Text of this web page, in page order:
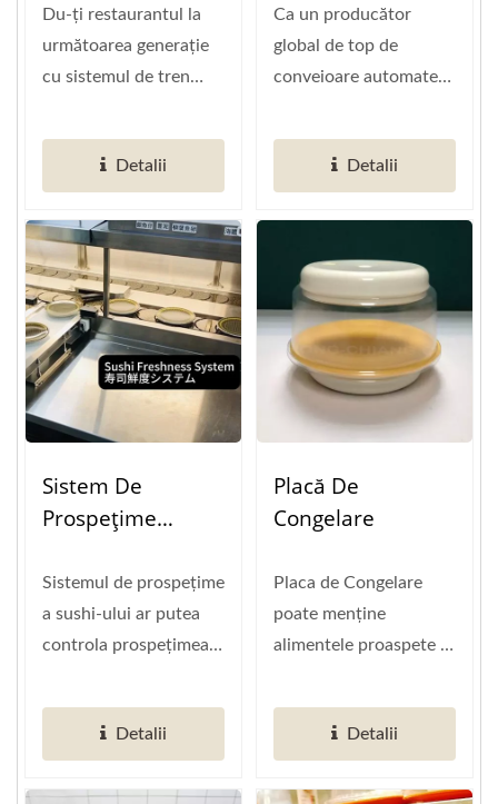
Shinkansen (Tren
Sushi)
Global De
Automatizare A
Du-ți restaurantul la
următoarea generație
cu sistemul de tren
sushi...
Detalii
Sushi: Soluții
Automatizate De
Livrare A Mâncării
Volum Mare: Sisteme
De Conveyor De
Ca un producător
global de top de
conveioare automate
20 de ani de
experiență,...Detalii
Sistem De
Prospețime
Sistemul de prospețime
a sushi-ului ar putea
controla prospețimea
elimina...
Detalii
Placă De
Congelare
Placa de Congelare
poate menține
alimentele proaspete și
bacteriilor. Face...
Detalii